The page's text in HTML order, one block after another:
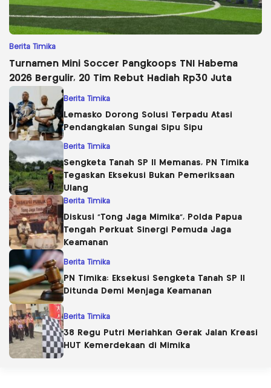
Berita Timika
Turnamen Mini Soccer Pangkoops TNI Habema
2026 Bergulir, 20 Tim Rebut Hadiah Rp30 Juta
Berita Timika
Lemasko Dorong Solusi Terpadu Atasi
Pendangkalan Sungai Sipu Sipu
Berita Timika
Sengketa Tanah SP II Memanas, PN Timika
Tegaskan Eksekusi Bukan Pemeriksaan
Ulang
Berita Timika
Diskusi “Tong Jaga Mimika”, Polda Papua
Tengah Perkuat Sinergi Pemuda Jaga
Keamanan
Berita Timika
PN Timika: Eksekusi Sengketa Tanah SP II
Ditunda Demi Menjaga Keamanan
Berita Timika
38 Regu Putri Meriahkan Gerak Jalan Kreasi
HUT Kemerdekaan di Mimika